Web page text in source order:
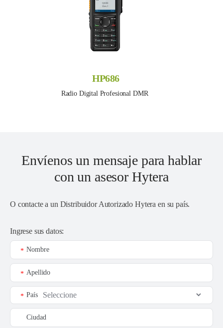
HP686
Radio Digital Profesional DMR
Envíenos un mensaje para hablar
con un asesor Hytera
O contacte a un Distribuidor Autorizado Hytera en su país.
Ingrese sus datos:
Nombre
*
Apellido
*
País
*
Ciudad